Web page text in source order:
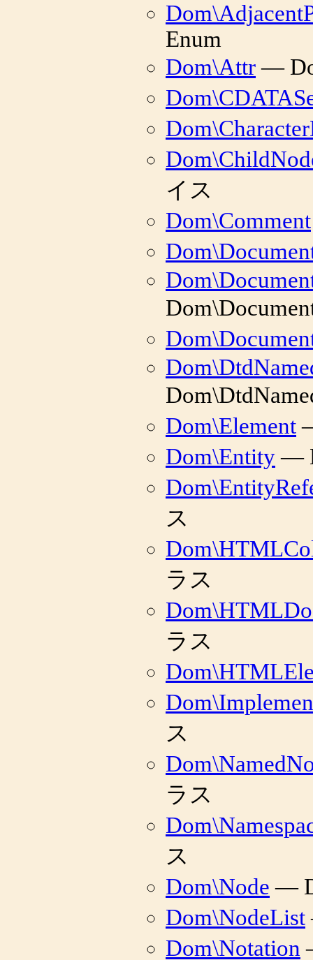
Enum
Dom\Attr—
イス
Dom\Comment
Dom\Element
Dom\Entity—
ス
ラス
ラス
ス
ラス
ス
Dom\Node —
Dom\NodeList
Dom\Notation